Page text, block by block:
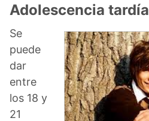
Adolescencia tardía
Se
puede
dar
entre
los 18 y
21